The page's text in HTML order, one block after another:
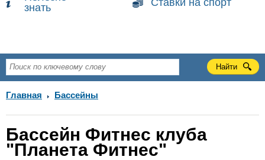
знать
Ставки на спорт
Главная Бассейны
Бассейн Фитнес клуба
"Планета Фитнес"